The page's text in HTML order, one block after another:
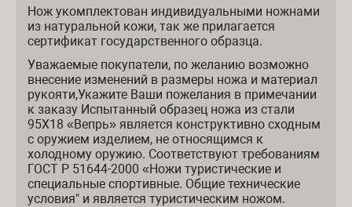
Нож укомплектован индивидуальными ножнами
из натуральной кожи, так же прилагается
сертификат государственного образца.
Уважаемые покупатели, по желанию возможно
внесение изменений в размеры ножа и материал
рукояти,Укажите Ваши пожелания в примечании
к заказу Испытанный образец ножа из стали
95Х18 «Вепрь» является конструктивно сходным
с оружием изделием, не относящимся к
холодному оружию. Соответствуют требованиям
ГОСТ Р 51644-2000 «Ножи туристические и
специальные спортивные. Общие технические
условия" и является туристическим ножом.